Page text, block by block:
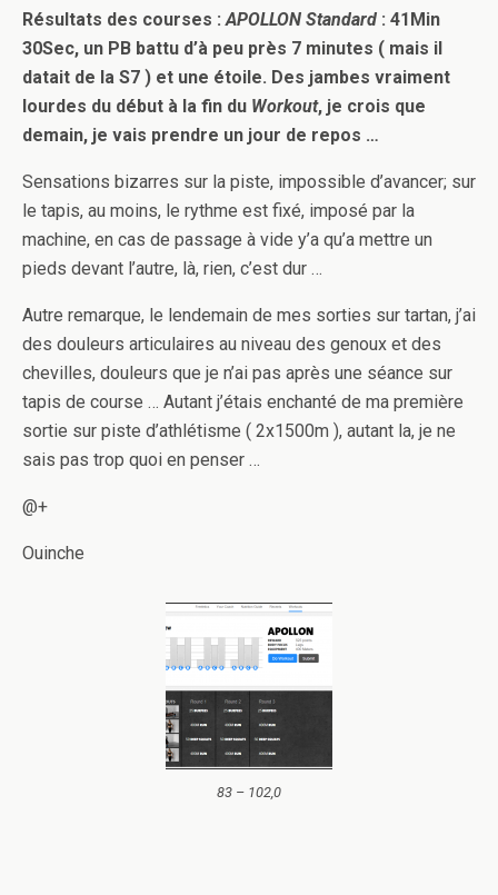
Résultats des courses :APOLLON Standard : 41Min
30Sec, un PB battu d’à peu près 7 minutes ( mais il
datait de la S7 ) et une étoile. Des jambes vraiment
lourdes du début à la fin du Workout, je crois que
demain, je vais prendre un jour de repos …
Sensations bizarres sur la piste, impossible d’avancer; sur
le tapis, au moins, le rythme est fixé, imposé par la
machine, en cas de passage à vide y’a qu’a mettre un
pieds devant l’autre, là, rien, c’est dur …
Autre remarque, le lendemain de mes sorties sur tartan, j’ai
des douleurs articulaires au niveau des genoux et des
chevilles, douleurs que je n’ai pas après une séance sur
tapis de course … Autant j’étais enchanté de ma première
sortie sur piste d’athlétisme ( 2x1500m ), autant la, je ne
sais pas trop quoi en penser …
@+
Ouinche
83 – 102,0